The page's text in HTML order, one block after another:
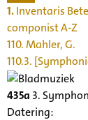
1.Inventaris
componist A-Z
110. Mahler, G.
110.3.
435a 3.
Datering: